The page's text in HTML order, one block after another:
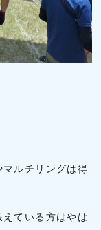
ルチリングは得
ている方はやは